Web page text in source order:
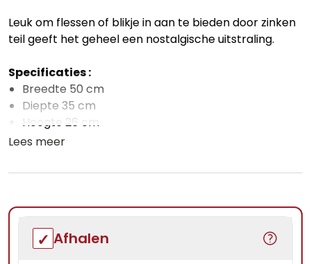
Leuk om flessen of blikje in aan te bieden door zinken
teil geeft het geheel een nostalgische uitstraling.
Specificaties :
Breedte 50 cm
Diepte 35 cm
Hoogte 26 cm
Lees meer
Afhalen